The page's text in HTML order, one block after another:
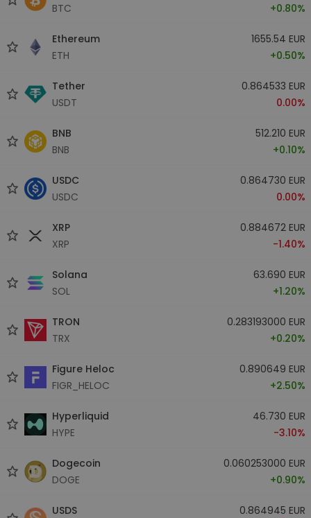
BTC
+0.80%
Ethereum
ETH
1655.54 EUR
+0.50%
Tether
USDT
0.864533 EUR
0.00%
BNB
BNB
512.210 EUR
+0.10%
USDC
USDC
0.864730 EUR
0.00%
XRP
XRP
0.884672 EUR
-1.40%
Solana
SOL
63.690 EUR
+1.20%
TRON
TRX
0.283193000 EUR
+0.20%
Figure Heloc
FIGR_HELOC
0.890649 EUR
+2.50%
Hyperliquid
HYPE
46.730 EUR
-3.10%
Dogecoin
DOGE
0.060253000 EUR
+0.90%
USDS
0.864945 EUR